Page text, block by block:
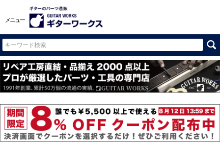
メニュー